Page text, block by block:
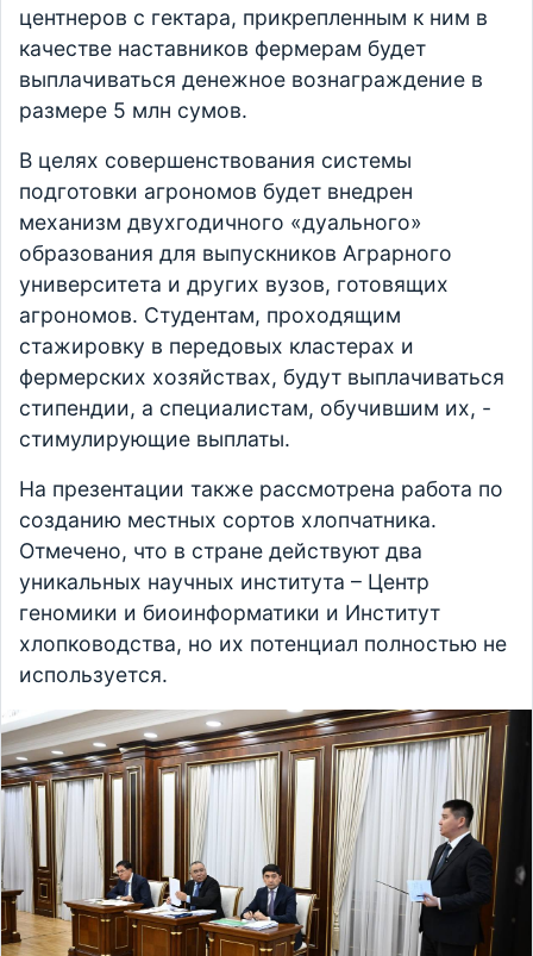
центнеров с гектара, прикрепленным к ним в
качестве наставников фермерам будет
выплачиваться денежное вознаграждение в
размере 5 млн сумов.
В целях совершенствования системы
подготовки агрономов будет внедрен
механизм двухгодичного «дуального»
образования для выпускников Аграрного
университета и других вузов, готовящих
агрономов. Студентам, проходящим
стажировку в передовых кластерах и
фермерских хозяйствах, будут выплачиваться
стипендии, а специалистам, обучившим их, -
стимулирующие выплаты.
На презентации также рассмотрена работа по
созданию местных сортов хлопчатника.
Отмечено, что в стране действуют два
уникальных научных института – Центр
геномики и биоинформатики и Институт
хлопководства, но их потенциал полностью не
используется.